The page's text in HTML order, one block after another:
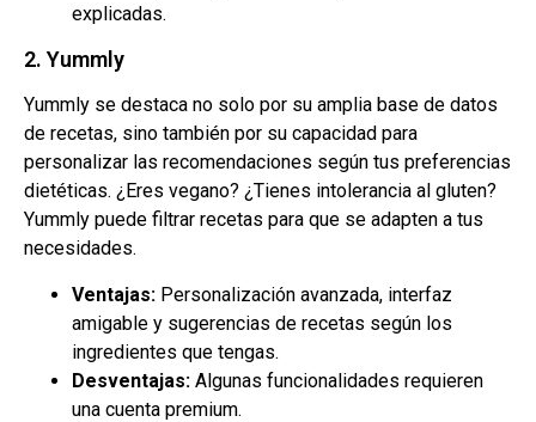
explicadas.
2. Yummly
Yummly se destaca no solo por su amplia base de datos
de recetas, sino también por su capacidad para
personalizar las recomendaciones según tus preferencias
dietéticas. ¿Eres vegano? ¿Tienes intolerancia al gluten?
Yummly puede filtrar recetas para que se adapten a tus
necesidades.
Ventajas: Personalización avanzada, interfaz
amigable y sugerencias de recetas según los
ingredientes que tengas.
Desventajas: Algunas funcionalidades requieren
una cuenta premium.